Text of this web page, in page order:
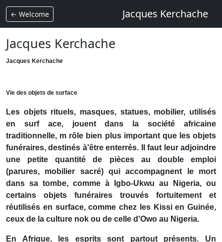
← Welcome Jacques Kerchache
Jacques Kerchache
Jacques Kerchache
Vie des objets de surface
Les objets rituels, masques, statues, mobilier, utilisés
en surf ace, jouent dans la société africaine
traditionnelle, m rôle bien plus important que les objets
funéraires, destinés à'être enterrés. Il faut leur adjoindre
une petite quantité de pièces au double emploi
(parures, mobilier sacré) qui accompagnent le mort
dans sa tombe, comme à Igbo-Ukwu au Nigeria, ou
certains objets funéraires trouvés fortuitement et
réutilisés en surface, comme chez les Kissi en Guinée,
ceux de la culture nok ou de celle d'Owo au Nigeria.
En Afrique, les esprits sont partout présents. Un